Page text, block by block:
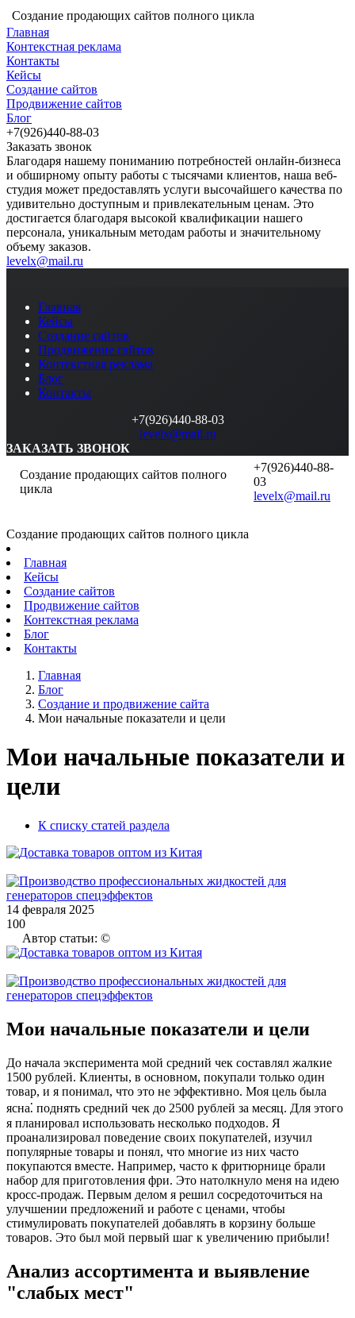
Создание продающих сайтов полного цикла
Главная
Контекстная реклама
Контакты
Кейсы
Создание сайтов
Продвижение сайтов
Блог
+7(926)440-88-03
Заказать звонок
Благодаря нашему пониманию потребностей онлайн-бизнеса
и обширному опыту работы с тысячами клиентов, наша веб-
студия может предоставлять услуги высочайшего качества по
удивительно доступным и привлекательным ценам. Это
достигается благодаря высокой квалификации нашего
персонала, уникальным методам работы и значительному
объему заказов.
levelx@mail.ru
Главная
Кейсы
Создание сайтов
Продвижение сайтов
Контекстная реклама
Блог
Контакты
+7(926)440-88-03
levelx@mail.ru
ЗАКАЗАТЬ ЗВОНОК
Создание продающих сайтов полного
цикла
+7(926)440-88-
03
levelx@mail.ru
Создание продающих сайтов полного цикла
Главная
Кейсы
Создание сайтов
Продвижение сайтов
Контекстная реклама
Блог
Контакты
Главная
Блог
Создание и продвижение сайта
Мои начальные показатели и цели
Мои начальные показатели и
цели
К списку статей раздела
14 февраля 2025
100
Автор статьи: ©
Мои начальные показатели и цели
До начала эксперимента мой средний чек составлял жалкие
1500 рублей. Клиенты, в основном, покупали только один
товар, и я понимал, что это не эффективно. Моя цель была
ясна⁚ поднять средний чек до 2500 рублей за месяц. Для этого
я планировал использовать несколько подходов. Я
проанализировал поведение своих покупателей, изучил
популярные товары и понял, что многие из них часто
покупаются вместе. Например, часто к фритюрнице брали
набор для приготовления фри. Это натолкнуло меня на идею
кросс-продаж. Первым делом я решил сосредоточиться на
улучшении предложений и работе с ценами, чтобы
стимулировать покупателей добавлять в корзину больше
товаров. Это был мой первый шаг к увеличению прибыли!
Анализ ассортимента и выявление
"слабых мест"